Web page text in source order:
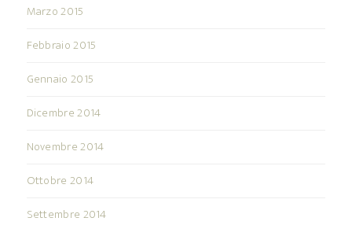
Marzo 2015
Febbraio 2015
Gennaio 2015
Dicembre 2014
Novembre 2014
Ottobre 2014
Settembre 2014